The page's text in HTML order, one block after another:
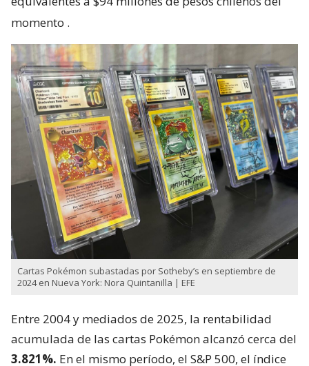
momento .
Cartas Pokémon subastadas por Sotheby’s en septiembre de
2024 en Nueva York: Nora Quintanilla | EFE
Entre 2004 y mediados de 2025, la rentabilidad
acumulada de las cartas Pokémon alcanzó cerca del
3.821%. En el mismo período, el S&P 500, el índice